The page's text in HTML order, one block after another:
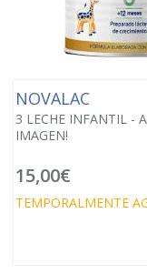
NOVALAC
3 LECHE INFANTIL -
IMAGEN!
15,00€
TEMPORALMENTE